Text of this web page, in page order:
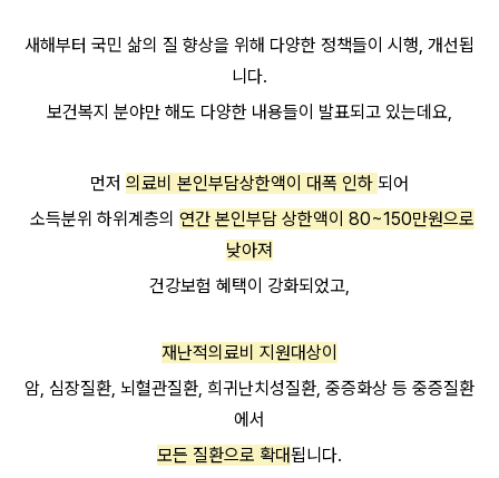
새해부터 국민 삶의 질 향상을 위해 다양한 정책들이 시행, 개선됩
니다.
보건복지 분야만 해도 다양한 내용들이 발표되고 있는데요,
먼저 의료비 본인부담상한액이 대폭 인하 되어
소득분위 하위계층의 연간 본인부담 상한액이 80~150만원으로
낮아져
건강보험 혜택이 강화되었고,
재난적의료비 지원대상이
암, 심장질환, 뇌혈관질환, 희귀난치성질환, 중증화상 등 중증질환
에서
모든 질환으로 확대됩니다.